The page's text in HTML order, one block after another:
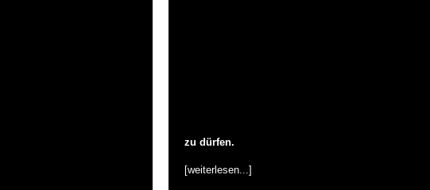
zu dürfen.
[weiterlesen...]